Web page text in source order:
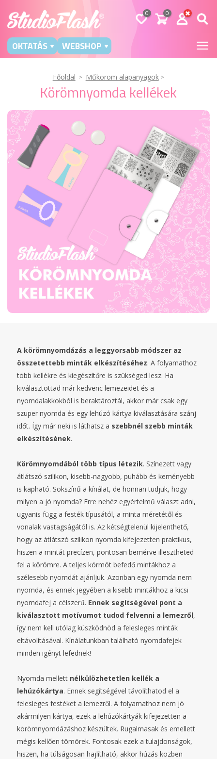
0 0
OKTATÁS WEBSHOP
Főoldal Műköröm alapanyagok
Körömnyomda kellékek
A körömnyomdázás a leggyorsabb módszer az
összetettebb minták elkészítéséhez. A folyamathoz
több kellékre és kiegészítőre is szükséged lesz. Ha
kiválasztottad már kedvenc lemezeidet és a
nyomdalakkokból is beraktároztál, akkor már csak egy
szuper nyomda és egy lehúzó kártya kiválasztására szánj
időt. Így már neki is láthatsz a szebbnél szebb minták
elkészítésének.
Körömnyomdából több típus létezik. Színezett vagy
átlátszó szilikon, kisebb-nagyobb, puhább és keményebb
is kapható. Sokszínű a kínálat, de honnan tudjuk, hogy
milyen a jó nyomda? Erre nehéz egyértelmű választ adni,
ugyanis függ a festék típusától, a minta méretétől és
vonalak vastagságától is. Az kétségtelenül kijelenthető,
hogy az átlátszó szilikon nyomda kifejezetten praktikus,
hiszen a mintát precízen, pontosan bemérve illesztheted
fel a körömre. A teljes körmöt befedő mintákhoz a
szélesebb nyomdát ajánljuk. Azonban egy nyomda nem
nyomda, és ennek jegyében a kisebb mintákhoz a kicsi
nyomdafej a célszerű. Ennek segítségével pont a
kiválasztott motívumot tudod felvenni a lemezről,
így nem kell utólag küszködnöd a felesleges minták
eltávolításával. Kínálatunkban található nyomdafejek
minden igényt lefednek!
Nyomda mellett nélkülözhetetlen kellék a
lehúzókártya. Ennek segítségével távolíthatod el a
felesleges festéket a lemezről. A folyamathoz nem jó
akármilyen kártya, ezek a lehúzókártyák kifejezetten a
körömnyomdázáshoz készültek. Rugalmasak és emellett
mégis kellően tömörek. Fontosak ezek a tulajdonságok,
hiszen, ha túlságosan hajlítható, akkor húzás közben